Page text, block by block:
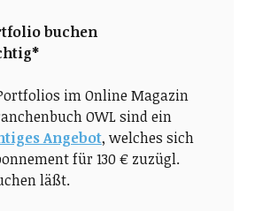
buchen
im Online Magazin
OWL sind ein
Angebot, welches sich
für 130 € zuzügl.
läßt.